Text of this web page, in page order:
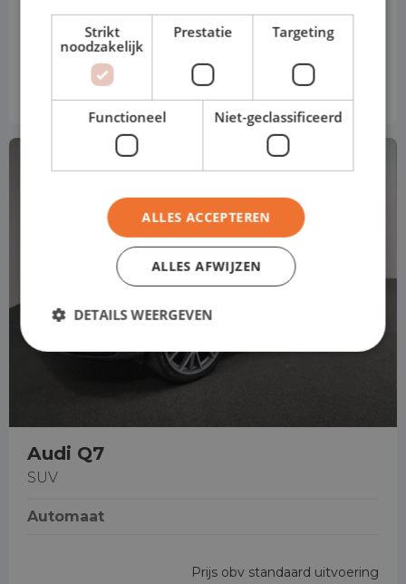
€ 699
Excl. btw
Audi Q7
SUV
Automaat
Prijs obv standaard uitvoering
Strikt
noodzakelijk
Prestatie Targeting
Functioneel Niet-geclassificeerd
ALLES ACCEPTEREN
ALLES AFWIJZEN
DETAILS WEERGEVEN